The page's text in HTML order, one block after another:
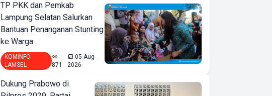
TP PKK dan Pemkab
Lampung Selatan Salurkan
Bantuan Penanganan Stunting
ke Warga...
KOMINFO
LAMSEL
871
05-Aug-
2026
Dukung Prabowo di